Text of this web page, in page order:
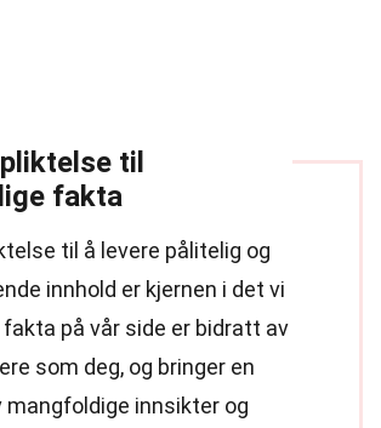
til
fakta
til å levere pålitelig og
innhold er kjernen i det vi
fakta på vår side er bidratt av
som deg, og bringer en
mangfoldige innsikter og